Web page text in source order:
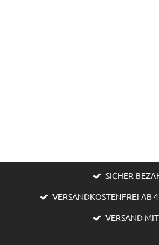
SICHER
VERSANDKOSTENFREI AB
VERSAND